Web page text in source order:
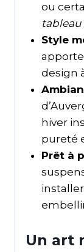
ou
tableau
Style
design
hiver
pureté
Prêt à
Un art